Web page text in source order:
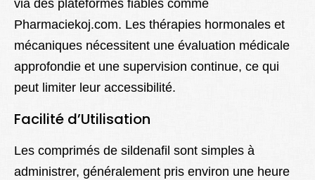
via des plateformes fiables comme
Pharmaciekoj.com. Les thérapies hormonales et
mécaniques nécessitent une évaluation médicale
approfondie et une supervision continue, ce qui
peut limiter leur accessibilité.
Facilité d’Utilisation
Les comprimés de sildenafil sont simples à
administrer, généralement pris environ une heure